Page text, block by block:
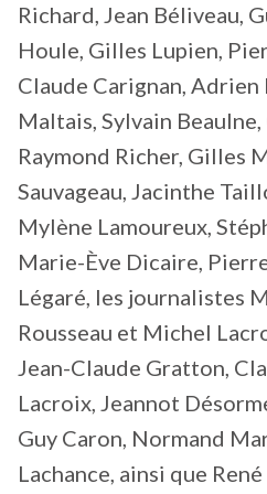
Richard, Jean Béliveau,
Houle, Gilles Lupien,
Claude Carignan, Adrien
Maltais, Sylvain
Raymond Richer, Gilles
Sauvageau, Jacinthe
Mylène Lamoureux,
Marie-Ève Dicaire,
Légaré, les journalistes
Rousseau et Michel
Jean-Claude Gratton,
Lacroix, Jeannot
Guy Caron, Normand
Lachance, ainsi que